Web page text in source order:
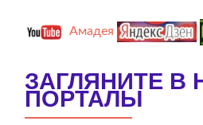
Амадея
ЗАГЛЯНИТЕ В
ПОРТАЛЫ